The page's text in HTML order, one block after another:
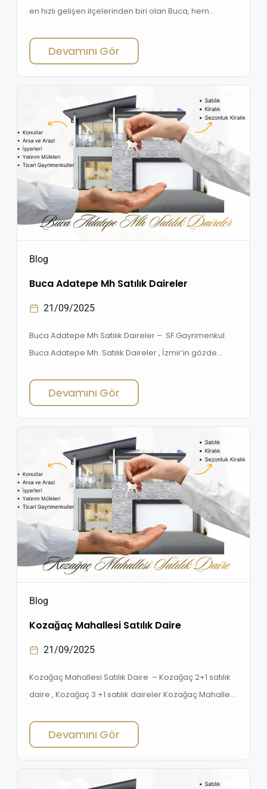
en hızlı gelişen ilçelerinden biri olan Buca, hem
fırsatlar sunuyor. İlçenin nüfus yoğunluğu, gençlerin ve
üniversite öğrencilerinin fazlalığı, satılık daire ilanlarına
olan ilgiyi artırıyor. Buca’nın Konumu ve Ulaşım
Avantajları İzmir merkezine yakınlığı Yeni yapılan
metro ve çevreyolu […]
Devamını Gör
Blog
Buca Adatepe Mh Satılık Daireler
21/09/2025
Buca Adatepe Mh Satılık Daireler – SF Gayrimenkul
Buca Adatepe Mh. Satılık Daireler , İzmir’in gözde
Mahallesi ile hem yatırımcıların hem de ev sahibi
olmak isteyen ailelerin ilgisini çekmeye devam
ediyor. Uygun fiyatlı konut seçenekleri, gelişen altyapı
ve merkezi konumu ile Buca Adatepe Mahallesi’nde
satılık daireler, konut arayışında olanlar […]
Devamını Gör
Blog
Kozağaç Mahallesi Satılık Daire
21/09/2025
Kozağaç Mahallesi Satılık Daire – Kozağaç 2+1 satılık
daire , Kozağaç 3 +1 satılık daireler Kozağaç Mahallesi
yaşam kalitesi ️ hem de yatırım potansiyeli açısından
İzmir’in en dikkat çeken bölgelerinden biridir.
Kozağaç 2+1 satılık daire , Kozağaç 3 +1 satılık daire ,
Kozağaç 1+1 satılık daire […]
Devamını Gör